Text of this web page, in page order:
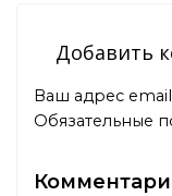
Добавить
Ваш адрес
Обязательные